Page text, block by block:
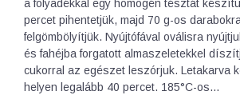
a folyadékkal egy homogén tésztát
percet pihentetjük, majd 70 g-os
felgömbölyítjük. Nyújtófával oválisra
és fahéjba forgatott almaszeletekkel
cukorral az egészet leszórjuk. Letakarva
helyen legalább 40 percet. 185°C-os…